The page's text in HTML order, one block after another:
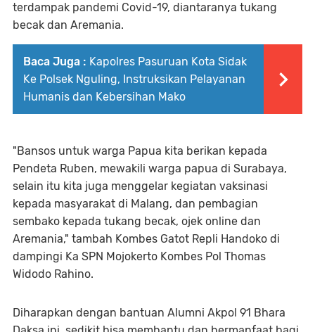
terdampak pandemi Covid-19, diantaranya tukang
becak dan Aremania.
Baca Juga : Kapolres Pasuruan Kota Sidak
Ke Polsek Nguling, Instruksikan Pelayanan
Humanis dan Kebersihan Mako
"Bansos untuk warga Papua kita berikan kepada
Pendeta Ruben, mewakili warga papua di Surabaya,
selain itu kita juga menggelar kegiatan vaksinasi
kepada masyarakat di Malang, dan pembagian
sembako kepada tukang becak, ojek online dan
Aremania," tambah Kombes Gatot Repli Handoko di
dampingi Ka SPN Mojokerto Kombes Pol Thomas
Widodo Rahino.
Diharapkan dengan bantuan Alumni Akpol 91 Bhara